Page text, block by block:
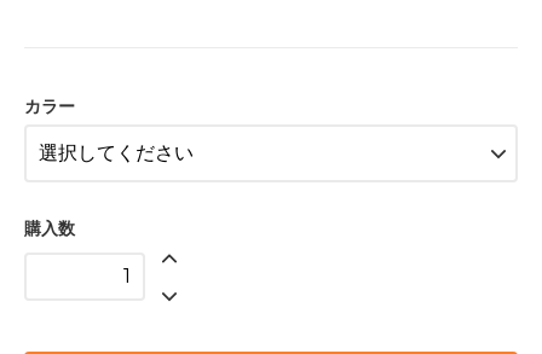
カラー
購入数